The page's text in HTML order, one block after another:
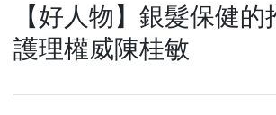
【好人物】銀髮保健
護理權威陳桂敏